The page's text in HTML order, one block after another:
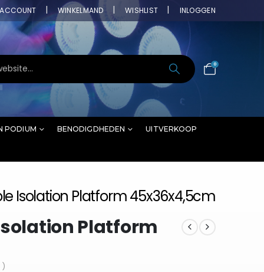
ACCOUNT WINKELMAND WISHLIST INLOGGEN
0
PODIUM BENODIGDHEDEN UITVERKOOP
Isolation Platform 45x36x4,5cm
Platform
)